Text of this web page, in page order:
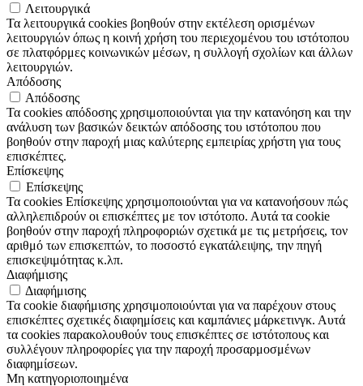
Λειτουργικά
Τα λειτουργικά cookies βοηθούν στην εκτέλεση ορισμένων
λειτουργιών όπως η κοινή χρήση του περιεχομένου του ιστότοπου
σε πλατφόρμες κοινωνικών μέσων, η συλλογή σχολίων και άλλων
λειτουργιών.
Απόδοσης
Απόδοσης
Τα cookies απόδοσης χρησιμοποιούνται για την κατανόηση και την
ανάλυση των βασικών δεικτών απόδοσης του ιστότοπου που
βοηθούν στην παροχή μιας καλύτερης εμπειρίας χρήστη για τους
επισκέπτες.
Επίσκεψης
Επίσκεψης
Τα cookies Επίσκεψης χρησιμοποιούνται για να κατανοήσουν πώς
αλληλεπιδρούν οι επισκέπτες με τον ιστότοπο. Αυτά τα cookie
βοηθούν στην παροχή πληροφοριών σχετικά με τις μετρήσεις, τον
αριθμό των επισκεπτών, το ποσοστό εγκατάλειψης, την πηγή
επισκεψιμότητας κ.λπ.
Διαφήμισης
Διαφήμισης
Τα cookie διαφήμισης χρησιμοποιούνται για να παρέχουν στους
επισκέπτες σχετικές διαφημίσεις και καμπάνιες μάρκετινγκ. Αυτά
τα cookies παρακολουθούν τους επισκέπτες σε ιστότοπους και
συλλέγουν πληροφορίες για την παροχή προσαρμοσμένων
διαφημίσεων.
Μη κατηγοριοποιημένα